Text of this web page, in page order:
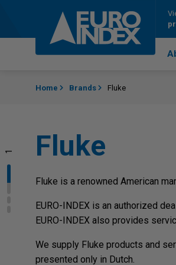
1
Home Brands Fluke
Fluke
Fluke is a renowned American
EURO-INDEX is an authorized
EURO-INDEX also provides
We supply Fluke products and
presented only in Dutch.